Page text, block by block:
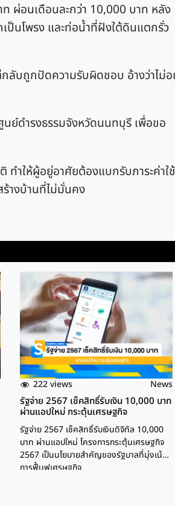
ผ่อนเดือนละกว่า 10,000 บาท หลัง
ป็นโพรง และท่อน้ำที่ฝังใต้ดินแตกรั่ว
ลับถูกปัดความรับผิดชอบ อ้างว่าไม่
ย์ดำรงธรรมจังหวัดนนทบุรี เพื่อขอ
ทำให้ผู้อยู่อาศัยต้องแบกรับภาระค่าใช้
างบ้านที่ไม่มั่นคง
222 views News
รัฐจ่าย 2567 เช็คสิทธิ์รับเงิน 10,000 บาท
ผ่านแอปใหม่ กระตุ้นเศรษฐกิจ
รัฐจ่าย 2567 เช็คสิทธิ์รับเงินดิจิทัล 10,000
บาท ผ่านแอปใหม่ โครงการกระตุ้นเศรษฐกิจ
2567 เป็นนโยบายสำคัญของรัฐบาลที่มุ่งเน้น
การฟื้นฟูเศรษฐกิจ